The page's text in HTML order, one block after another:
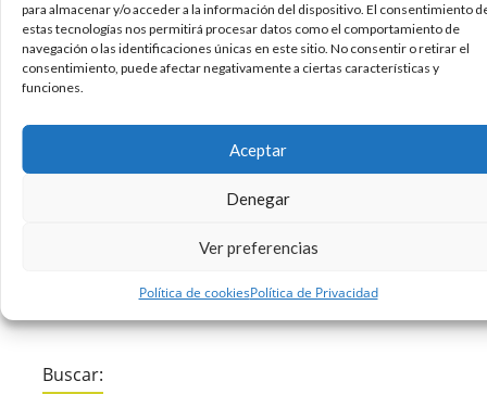
para almacenar y/o acceder a la información del dispositivo. El consentimiento
estas tecnologías nos permitirá procesar datos como el comportamiento de
navegación o las identificaciones únicas en este sitio. No consentir o retirar el
consentimiento, puede afectar negativamente a ciertas características y
funciones.
Aceptar
Denegar
Ver preferencias
Política de cookiesPolítica de Privacidad
Cuando se diseña un logotipo, antes de nada,
hay que tener claro lo que se quiere transmitir a
través del mismo. Después de eso, hay que
diferentes emociones y de
Buscar: